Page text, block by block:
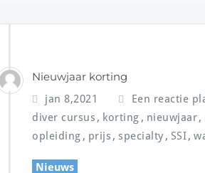
Nieuwjaar korting
jan 8,2021 Een reactie
diver cursus , korting , nieuwjaar,
opleiding , prijs , specialty , SSI,
Nieuws